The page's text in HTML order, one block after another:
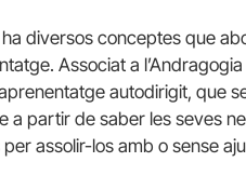
diversos conceptes que
Associat a
autodirigit, que
a partir de saber les seves
assolir-los amb o sense